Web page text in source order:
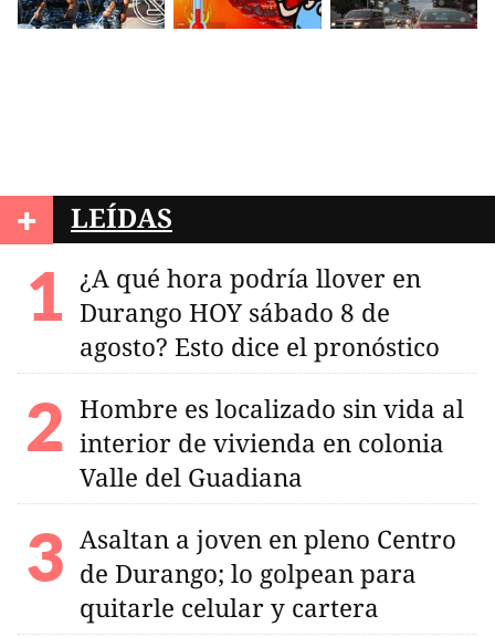
+ LEÍDAS
¿A qué hora podría llover en
Durango HOY sábado 8 de
agosto? Esto dice el pronóstico
Hombre es localizado sin vida al
interior de vivienda en colonia
Valle del Guadiana
Asaltan a joven en pleno Centro
de Durango; lo golpean para
quitarle celular y cartera